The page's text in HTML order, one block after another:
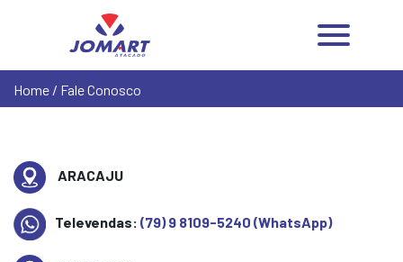
Home / Fale Conosco
ARACAJU
Televendas: (79) 9 8109-5240 (WhatsApp)